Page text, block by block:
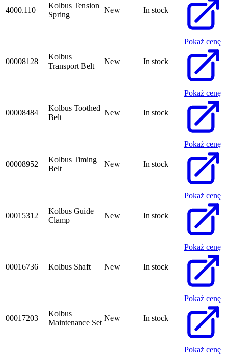
4000.110
Kolbus Tension
Spring
New In stock
00008128
Kolbus
Transport Belt
New In stock
Pokaż cenę
00008484
Kolbus Toothed
Belt
New In stock
Pokaż cenę
00008952
Kolbus Timing
Belt
New In stock
Pokaż cenę
00015312
Kolbus Guide
Clamp
New In stock
Pokaż cenę
00016736 Kolbus Shaft New In stock
Pokaż cenę
00017203
Kolbus
Maintenance Set
New In stock
Pokaż cenę
Pokaż cenę